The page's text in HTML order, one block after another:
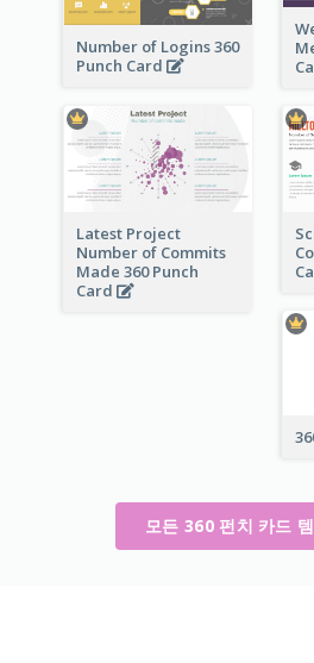
Number of Logins 360
Punch Card
Latest Project
Number of Commits
Made 360 Punch
Card
모든 360 펀치 카드